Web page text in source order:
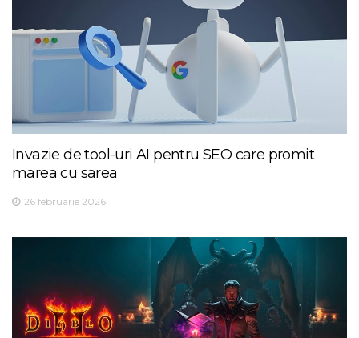
Invazie de tool-uri AI pentru SEO care promit
marea cu sarea
26 februarie 2026